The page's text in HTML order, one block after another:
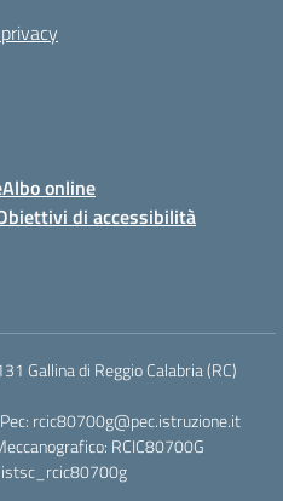
Albo online
di accessibilità
Gallina di Reggio Calabria (RC)
rcic80700g@pec.istruzione.it
RCIC80700G
istsc_rcic80700g